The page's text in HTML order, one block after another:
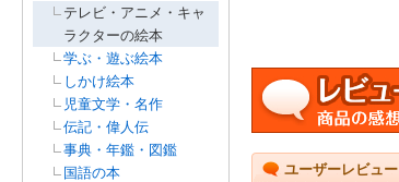
テレビ・アニメ・キャ
ラクターの絵本
学ぶ・遊ぶ絵本
しかけ絵本
児童文学・名作
伝記・偉人伝
事典・年鑑・図鑑
国語の本
ユーザーレビュー